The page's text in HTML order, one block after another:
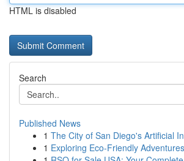
HTML is disabled
Search
Published News
1 The City of San Diego's Artificial
1 Exploring Eco-Friendly